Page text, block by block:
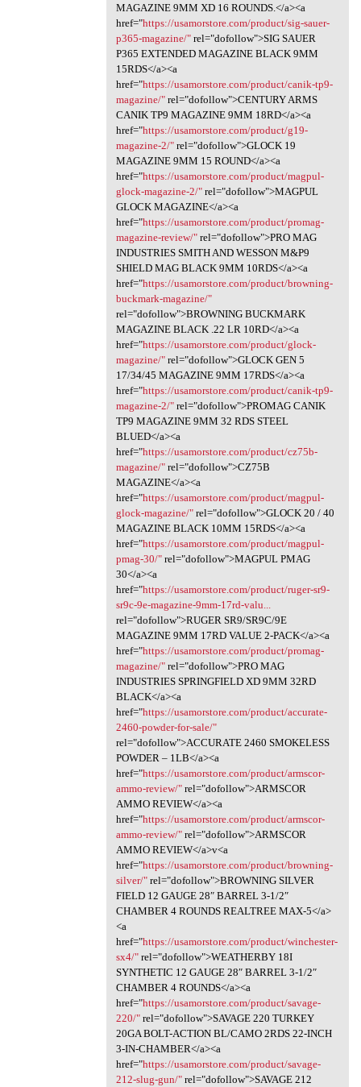
MAGAZINE 9MM XD 16 ROUNDS.</a><a
href="https://usamorstore.com/product/sig-sauer-
p365-magazine/"rel="dofollow">SIG SAUER
P365 EXTENDED MAGAZINE BLACK 9MM
15RDS</a><a
href="https://usamorstore.com/product/canik-tp9-
magazine/"rel="dofollow">CENTURY ARMS
CANIK TP9 MAGAZINE 9MM 18RD</a><a
href="https://usamorstore.com/product/g19-
magazine-2/"rel="dofollow">GLOCK 19
MAGAZINE 9MM 15 ROUND</a><a
href="https://usamorstore.com/product/magpul-
glock-magazine-2/"rel="dofollow">MAGPUL
GLOCK MAGAZINE</a><a
href="https://usamorstore.com/product/promag-
magazine-review/"rel="dofollow">PRO MAG
INDUSTRIES SMITH AND WESSON M&P9
SHIELD MAG BLACK 9MM 10RDS</a><a
href="https://usamorstore.com/product/browning-
buckmark-magazine/"
rel="dofollow">BROWNING BUCKMARK
MAGAZINE BLACK .22 LR 10RD</a><a
href="https://usamorstore.com/product/glock-
magazine/"rel="dofollow">GLOCK GEN 5
17/34/45 MAGAZINE 9MM 17RDS</a><a
href="https://usamorstore.com/product/canik-tp9-
magazine-2/"rel="dofollow">PROMAG CANIK
TP9 MAGAZINE 9MM 32 RDS STEEL
BLUED</a><a
href="https://usamorstore.com/product/cz75b-
magazine/"rel="dofollow">CZ75B
MAGAZINE</a><a
href="https://usamorstore.com/product/magpul-
glock-magazine/"rel="dofollow">GLOCK 20 / 40
MAGAZINE BLACK 10MM 15RDS</a><a
href="https://usamorstore.com/product/magpul-
pmag-30/"rel="dofollow">MAGPUL PMAG
30</a><a
href="https://usamorstore.com/product/ruger-sr9-
sr9c-9e-magazine-9mm-17rd-valu...
rel="dofollow">RUGER SR9/SR9C/9E
MAGAZINE 9MM 17RD VALUE 2-PACK</a><a
href="https://usamorstore.com/product/promag-
magazine/"rel="dofollow">PRO MAG
INDUSTRIES SPRINGFIELD XD 9MM 32RD
BLACK</a><a
href="https://usamorstore.com/product/accurate-
2460-powder-for-sale/"
rel="dofollow">ACCURATE 2460 SMOKELESS
POWDER – 1LB</a><a
href="https://usamorstore.com/product/armscor-
ammo-review/"rel="dofollow">ARMSCOR
AMMO REVIEW</a><a
href="https://usamorstore.com/product/armscor-
ammo-review/"rel="dofollow">ARMSCOR
AMMO REVIEW</a>v<a
href="https://usamorstore.com/product/browning-
silver/"rel="dofollow">BROWNING SILVER
FIELD 12 GAUGE 28″ BARREL 3-1/2″
CHAMBER 4 ROUNDS REALTREE MAX-5</a>
<a
href="https://usamorstore.com/product/winchester-
sx4/"rel="dofollow">WEATHERBY 18I
SYNTHETIC 12 GAUGE 28″ BARREL 3-1/2″
CHAMBER 4 ROUNDS</a><a
href="https://usamorstore.com/product/savage-
220/"rel="dofollow">SAVAGE 220 TURKEY
20GA BOLT-ACTION BL/CAMO 2RDS 22-INCH
3-IN-CHAMBER</a><a
href="https://usamorstore.com/product/savage-
212-slug-gun/"rel="dofollow">SAVAGE 212